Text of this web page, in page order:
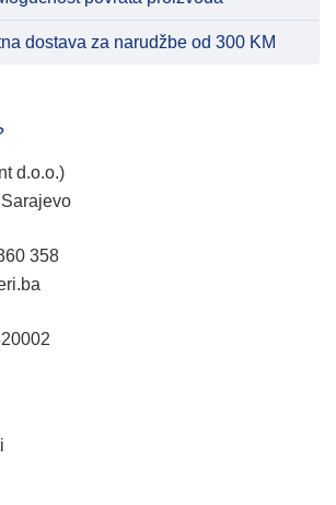
dostava za narudžbe od 300 KM
d.o.o.)
358